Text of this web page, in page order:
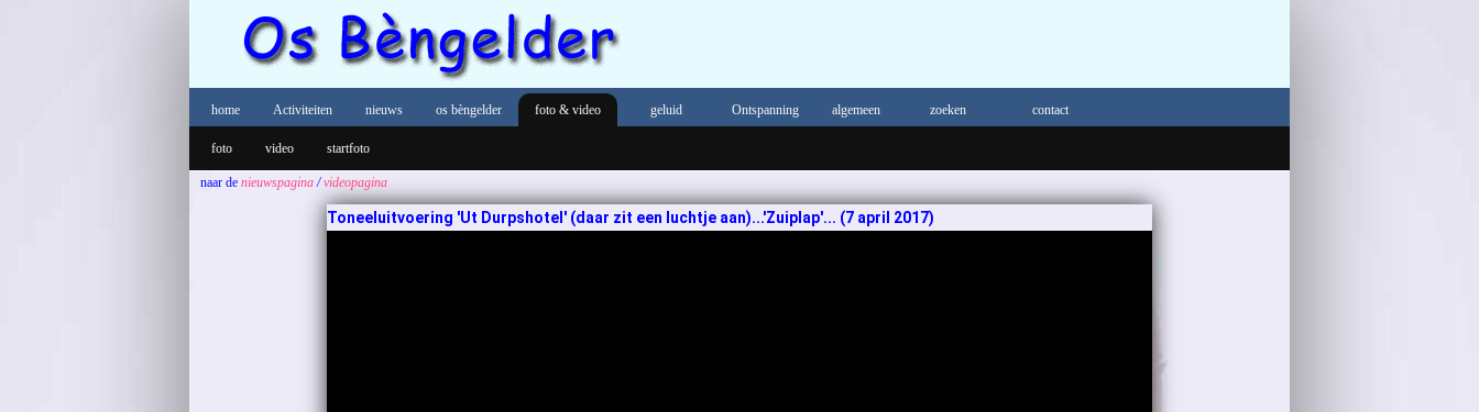
home Activiteiten nieuws os bèngelder foto & video
foto video startfoto
geluid Ontspanning algemeen zoeken contact
naar de nieuwspagina/videopagina
Toneeluitvoering 'Ut Durpshotel' (daar zit een luchtje aan)...'Zuiplap'... (7 april 2017)